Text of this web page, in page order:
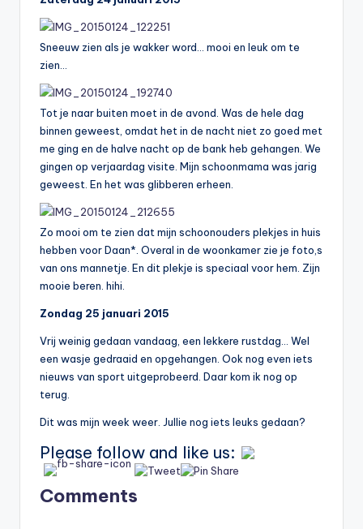
Sneeuw zien als je wakker word… mooi en leuk om te
zien…
Tot je naar buiten moet in de avond. Was de hele dag
binnen geweest, omdat het in de nacht niet zo goed met
me ging en de halve nacht op de bank heb gehangen. We
gingen op verjaardag visite. Mijn schoonmama was jarig
geweest. En het was glibberen erheen.
Zo mooi om te zien dat mijn schoonouders plekjes in huis
hebben voor Daan*. Overal in de woonkamer zie je foto,s
van ons mannetje. En dit plekje is speciaal voor hem. Zijn
mooie beren. hihi.
Zondag 25 januari 2015
Vrij weinig gedaan vandaag, een lekkere rustdag… Wel
een wasje gedraaid en opgehangen. Ook nog even iets
nieuws van sport uitgeprobeerd. Daar kom ik nog op
terug.
Dit was mijn week weer. Jullie nog iets leuks gedaan?
Please follow and like us:
Comments